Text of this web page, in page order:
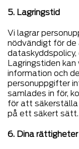
5. Lagringstid
Vi lagrar
nödvändigt för de
Lagringstiden
information och
personuppgifter
samlades in för,
för att säkerställa
på ett säkert sätt.
6. Dina rättigheter